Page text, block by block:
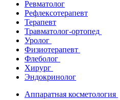
Ревматолог
Рефлексотерапевт
Терапевт
Травматолог-ортопед
Уролог
Физиотерапевт
Флеболог
Хирург
Эндокринолог
Аппаратная косметология